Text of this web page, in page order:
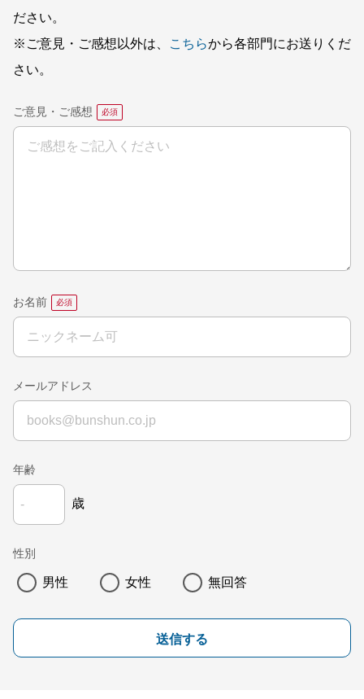
ださい。
※ご意見・ご感想以外は、
こちらから各部門にお送りくだ
さい。
ご意見・ご感想
お名前
メールアドレス
年齢
歳
性別
男性 女性 無回答
送信する